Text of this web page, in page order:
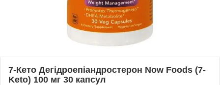
7-Кето Дегідроепіандростерон Now Foods (7-
Keto) 100 мг 30 капсул